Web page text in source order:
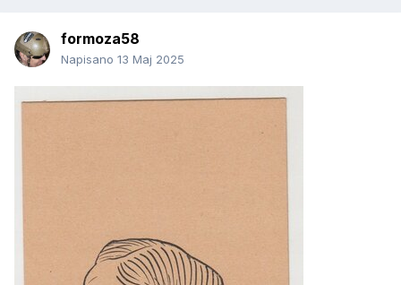
formoza58
Napisano 13 Maj 2025